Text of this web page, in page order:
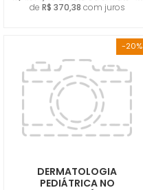
de R$ 370,38 com juros
-20%
DERMATOLOGIA
PEDIÁTRICA NO